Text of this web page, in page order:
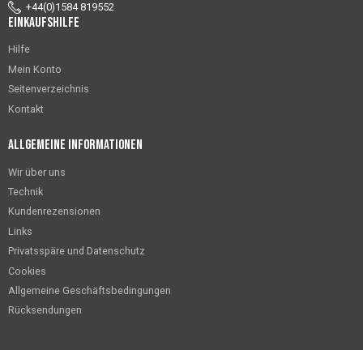
+44(0)1584 819552
Einkaufshilfe
Hilfe
Mein Konto
Seitenverzeichnis
Kontakt
Allgemeine Informationen
Wir über uns
Technik
Kundenrezensionen
Links
Privatsspäre und Datenschutz
Cookies
Allgemeine Geschäftsbedingungen
Rücksendungen